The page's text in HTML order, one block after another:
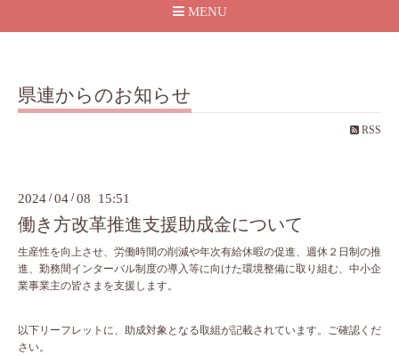
MENU
県連からのお知らせ
RSS
2024 /04 /08 15:51
働き方改革推進支援助成金について
生産性を向上させ、労働時間の削減や年次有給休暇の促進、週休２日制の推
進、勤務間インターバル制度の導入等に向けた環境整備に取り組む、中小企
業事業主の皆さまを支援します。
以下リーフレットに、助成対象となる取組が記載されています。ご確認くだ
さい。